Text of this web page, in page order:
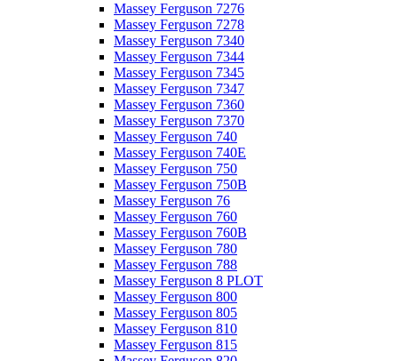
Massey Ferguson 7276
Massey Ferguson 7278
Massey Ferguson 7340
Massey Ferguson 7344
Massey Ferguson 7345
Massey Ferguson 7347
Massey Ferguson 7360
Massey Ferguson 7370
Massey Ferguson 740
Massey Ferguson 740E
Massey Ferguson 750
Massey Ferguson 750B
Massey Ferguson 76
Massey Ferguson 760
Massey Ferguson 760B
Massey Ferguson 780
Massey Ferguson 788
Massey Ferguson 8 PLOT
Massey Ferguson 800
Massey Ferguson 805
Massey Ferguson 810
Massey Ferguson 815